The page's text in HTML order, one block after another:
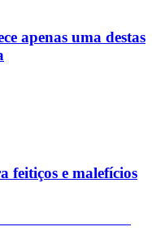
apenas uma destas
feitiços e malefícios